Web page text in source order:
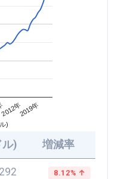
)
2012年2019年
ル) 増減率
292 8.12% ↑